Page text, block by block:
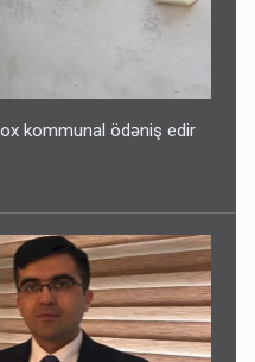
kommunal ödəniş edir